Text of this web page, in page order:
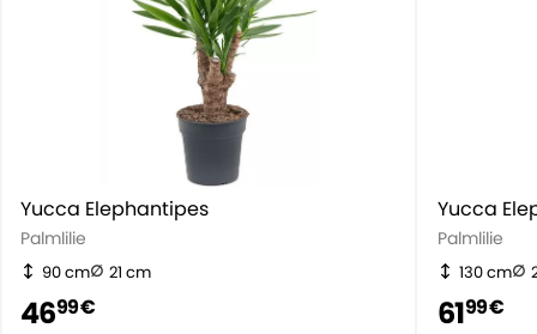
Yucca Elephantipes
Palmlilie
90 cm 21 cm
4699 €
Yucca
Palmlilie
130 cm
6199 €